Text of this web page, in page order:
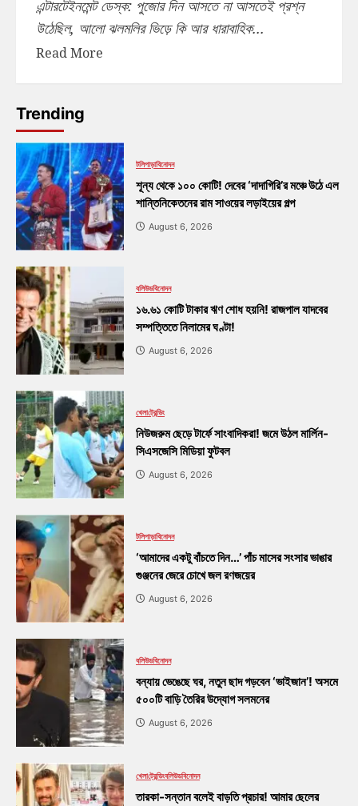
এন্টারটেইনমেন্ট ডেস্ক: পুজোর দিন আসতে না আসতেই প্রশ্ন
উঠেছিল, আলো ঝলমলির ভিড়ে কি আর ধারাবাহিক...
Read More
Trending
টলিপাড়াবিনোদন
শূন্য থেকে ১০০ কোটি! দেবের ‘দাদাগিরি’র মঞ্চে উঠে এল
শান্তিনিকেতনের রাম সাওয়ের লড়াইয়ের গল্প
August 6, 2026
বলিউডবিনোদন
১৬.৬১ কোটি টাকার ঋণ শোধ হয়নি! রাজপাল যাদবের
সম্পত্তিতে নিলামের ঘণ্টা!
August 6, 2026
খেলাট্রেন্ডিং
নিউজরুম ছেড়ে টার্ফে সাংবাদিকরা! জমে উঠল মার্লিন-
সিএসজেসি মিডিয়া ফুটবল
August 6, 2026
টলিপাড়াবিনোদন
‘আমাদের একটু বাঁচতে দিন…’ পাঁচ মাসের সংসার ভাঙার
গুঞ্জনের জেরে চোখে জল রণজয়ের
August 6, 2026
বলিউডবিনোদন
বন্যায় ভেঙেছে ঘর, নতুন ছাদ গড়বেন ‘ভাইজান’! অসমে
৫০০টি বাড়ি তৈরির উদ্যোগ সলমনের
August 6, 2026
খেলাট্রেন্ডিংবলিউডবিনোদন
তারকা-সন্তান বলেই বাড়তি প্রচার! আমার ছেলের